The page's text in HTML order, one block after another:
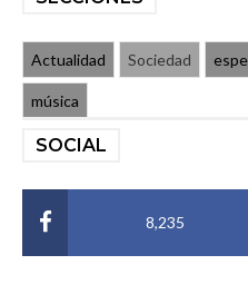
Actualidad Sociedad
música
SOCIAL
8,235